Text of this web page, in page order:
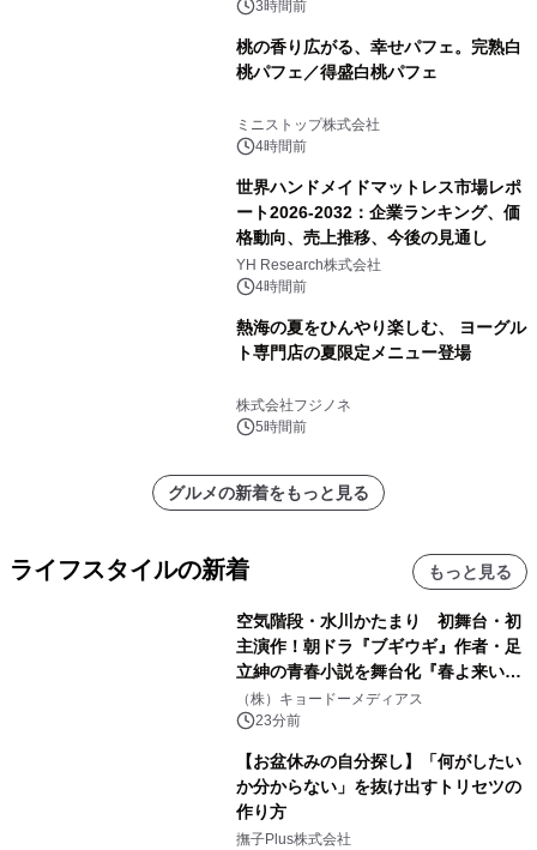
3時間前
桃の香り広がる、幸せパフェ。完熟白
桃パフェ／得盛白桃パフェ
ミニストップ株式会社
4時間前
世界ハンドメイドマットレス市場レポ
ート2026-2032：企業ランキング、価
格動向、売上推移、今後の見通し
YH Research株式会社
4時間前
熱海の夏をひんやり楽しむ、 ヨーグル
ト専門店の夏限定メニュー登場
株式会社フジノネ
5時間前
グルメの新着をもっと見る
ライフスタイルの新着 もっと見る
空気階段・水川かたまり 初舞台・初
主演作！朝ドラ『ブギウギ』作者・足
立紳の青春小説を舞台化『春よ来い、
マジで来い』キービジュアル解禁！
（株）キョードーメディアス
23分前
【お盆休みの自分探し】「何がしたい
か分からない」を抜け出すトリセツの
作り方
撫子Plus株式会社